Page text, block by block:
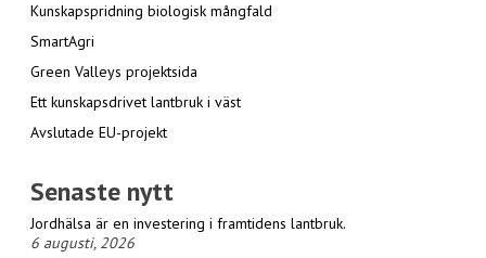
Kunskapspridning biologisk mångfald
SmartAgri
Green Valleys projektsida
Ett kunskapsdrivet lantbruk i väst
Avslutade EU-projekt
Senaste nytt
Jordhälsa är en investering i framtidens lantbruk.
6 augusti, 2026